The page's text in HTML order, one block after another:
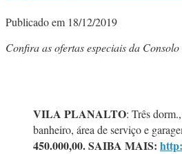
Publicado em 18/12/2019
Confira as ofertas especiais da
VILA PLANALTO: Três
banheiro, área de serviço e
450.000,00. SAIBA MAIS: